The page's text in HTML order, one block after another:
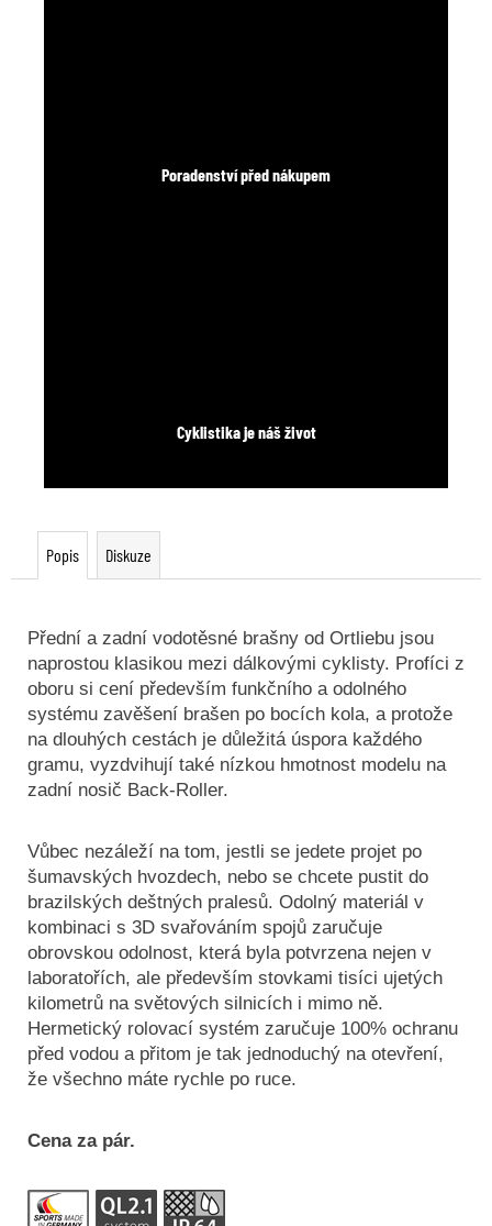
Poradenství před nákupem
Cyklistika je náš život
Popis Diskuze
Přední a zadní vodotěsné brašny od Ortliebu jsou
naprostou klasikou mezi dálkovými cyklisty. Profíci z
oboru si cení především funkčního a odolného
systému zavěšení brašen po bocích kola, a protože
na dlouhých cestách je důležitá úspora každého
gramu, vyzdvihují také nízkou hmotnost modelu na
zadní nosič Back-Roller.
Vůbec nezáleží na tom, jestli se jedete projet po
šumavských hvozdech, nebo se chcete pustit do
brazilských deštných pralesů. Odolný materiál v
kombinaci s 3D svařováním spojů zaručuje
obrovskou odolnost, která byla potvrzena nejen v
laboratořích, ale především stovkami tisíci ujetých
kilometrů na světových silnicích i mimo ně.
Hermetický rolovací systém zaručuje 100% ochranu
před vodou a přitom je tak jednoduchý na otevření,
že všechno máte rychle po ruce.
Cena za pár.